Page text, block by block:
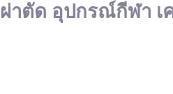
ผ่าตัด อุปกรณ์กีฬา เ